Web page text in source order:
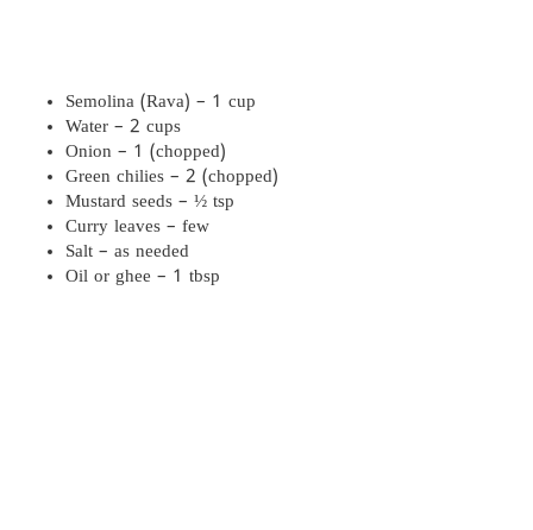
Semolina (Rava) – 1 cup
Water – 2 cups
Onion – 1 (chopped)
Green chilies – 2 (chopped)
Mustard seeds – ½ tsp
Curry leaves – few
Salt – as needed
Oil or ghee – 1 tbsp